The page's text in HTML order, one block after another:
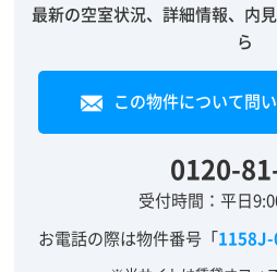
最新の空室状況、詳細情報、内
ら
この物件について問
0120-
受付時間：平日
お電話の際は物件番号「